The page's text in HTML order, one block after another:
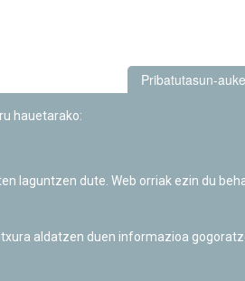
Pribatutasun-
hauetarako:
laguntzen dute. Web orriak ezin du
aldatzen duen informazioa